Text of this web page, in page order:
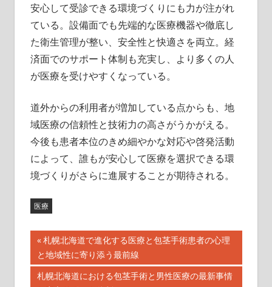
安心して受診できる環境づくりにも力が注がれ
ている。設備面でも先端的な医療機器や徹底し
た衛生管理が整い、安全性と快適さを両立。経
済面でのサポート体制も充実し、より多くの人
が医療を受けやすくなっている。
道外からの利用者が増加している点からも、地
域医療の信頼性と技術力の高さがうかがえる。
今後も患者本位のきめ細やかな対応や啓発活動
によって、誰もが安心して医療を選択できる環
境づくりがさらに進展することが期待される。
医療
投
稿
前
の
記
事:
札幌北海道で進化する医療と包茎手術患者の心理
と地域性に寄り添う最前線
次
札幌北海道における包茎手術と男性医療の最新事情